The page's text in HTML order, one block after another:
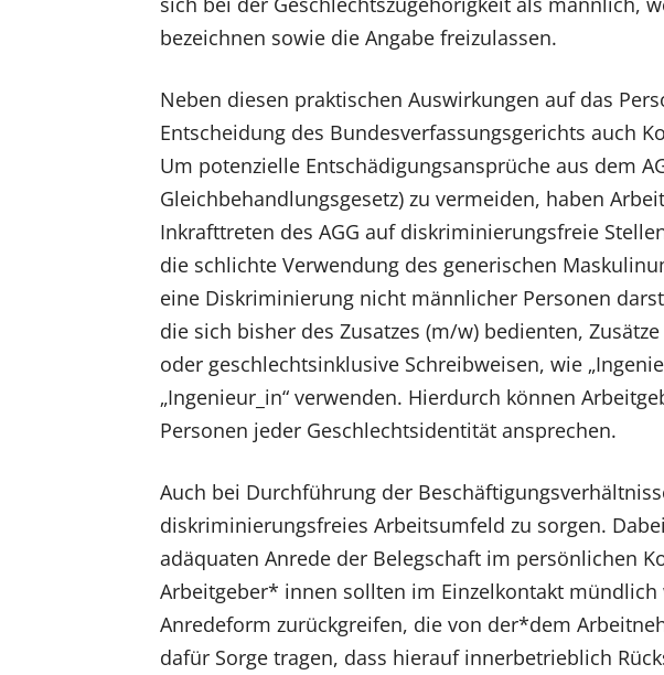
bezeichnen sowie die Angabe freizulassen.
Neben diesen praktischen Auswirkungen auf das
Entscheidung des Bundesverfassungsgerichts auch
Um potenzielle Entschädigungsansprüche aus dem
Gleichbehandlungsgesetz) zu vermeiden, haben
Inkrafttreten des AGG auf diskriminierungsfreie
die schlichte Verwendung des generischen
eine Diskriminierung nicht männlicher Personen
die sich bisher des Zusatzes (m/w) bedienten,
oder geschlechtsinklusive Schreibweisen, wie
„Ingenieur_in“ verwenden. Hierdurch können
Personen jeder Geschlechtsidentität ansprechen.
Auch bei Durchführung der
diskriminierungsfreies Arbeitsumfeld zu sorgen.
adäquaten Anrede der Belegschaft im persönlichen
Arbeitgeber* innen sollten im Einzelkontakt
Anredeform zurückgreifen, die von der*dem
dafür Sorge tragen, dass hierauf innerbetrieblich